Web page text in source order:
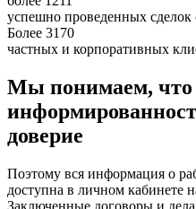
успешно проведенных
Более 3170
частных и корпоративных
Мы понимаем, что
доверие
Поэтому вся информация о
доступна в личном кабинете
Заключенные договоры и дела